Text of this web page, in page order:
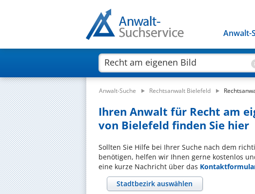
Anwalt-
Anwalt-Suche Rechtsanwalt Bielefeld
Ihren Anwalt für Recht am
von Bielefeld finden Sie hier
Sollten Sie Hilfe bei Ihrer Suche nach dem
benötigen, helfen wir Ihnen gerne kostenlos
eine kurze Nachricht über das
Stadtbezirk auswählen